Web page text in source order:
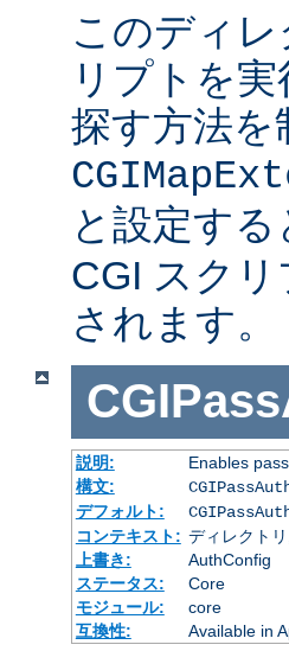
このディ
リプトを
探す方法を
と設定する
CGI スク
されます。
説明:
Enables
構文:
デフォルト:
コンテキスト: ディレクト
上書き:
AuthConfig
ステータス:
Core
モジュール:
core
互換性:
Available in